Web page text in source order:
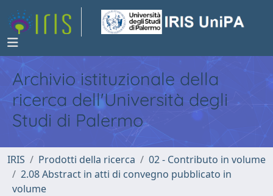
Archivio istituzionale della
ricerca dell'Università degli
Studi di Palermo
IRIS Prodotti della ricerca
02 - Contributo in volume
2.08 Abstract in atti di convegno pubblicato in
volume